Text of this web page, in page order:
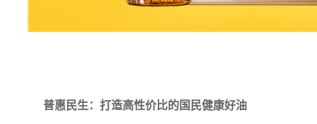
普惠民生：打造高性价比的国民健康好油